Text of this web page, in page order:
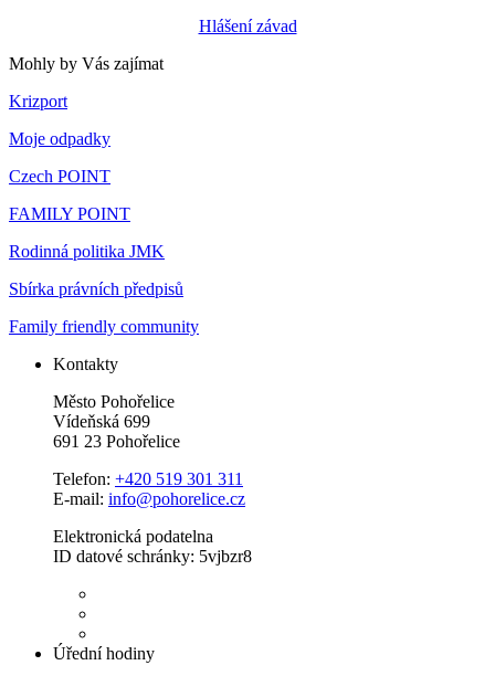
Hlášení závad
Mohly by Vás zajímat
Krizport
Moje odpadky
Czech POINT
FAMILY POINT
Rodinná politika JMK
Sbírka právních předpisů
Family friendly community
Kontakty
Město Pohořelice
Vídeňská 699
691 23 Pohořelice
Telefon: +420 519 301 311
E-mail: info@pohorelice.cz
Elektronická podatelna
ID datové schránky: 5vjbzr8
Úřední hodiny